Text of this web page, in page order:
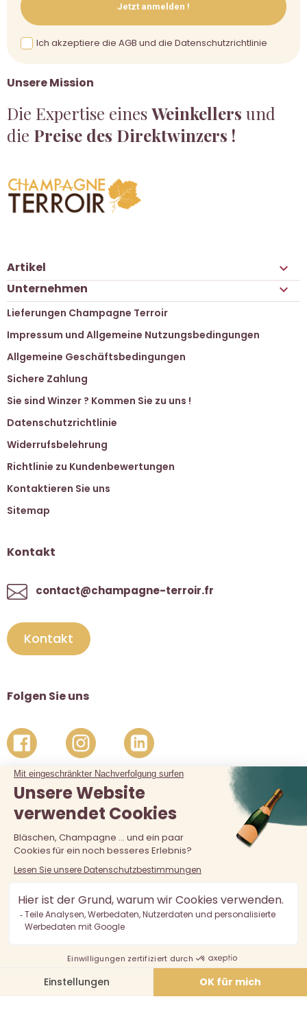
Unsere Mission
Die Expertise einesWeinkellers und
die Preise des Direktwinzers !
Jetzt anmelden !
Ich akzeptiere die AGB und die Datenschutzrichtlinie
Artikel 
Unternehmen 
Lieferungen Champagne Terroir
Impressum und Allgemeine Nutzungsbedingungen
Allgemeine Geschäftsbedingungen
Sichere Zahlung
Sie sind Winzer ? Kommen Sie zu uns !
Datenschutzrichtlinie
Widerrufsbelehrung
Richtlinie zu Kundenbewertungen
Kontaktieren Sie uns
Sitemap
Kontakt
contact@champagne-terroir.fr
Kontakt
Folgen Sie uns
Der Verkauf von Alkohol an unter 18-Jährige ist verboten.
Alkoholmissbrauch ist gefährlich für die Gesundheit, in